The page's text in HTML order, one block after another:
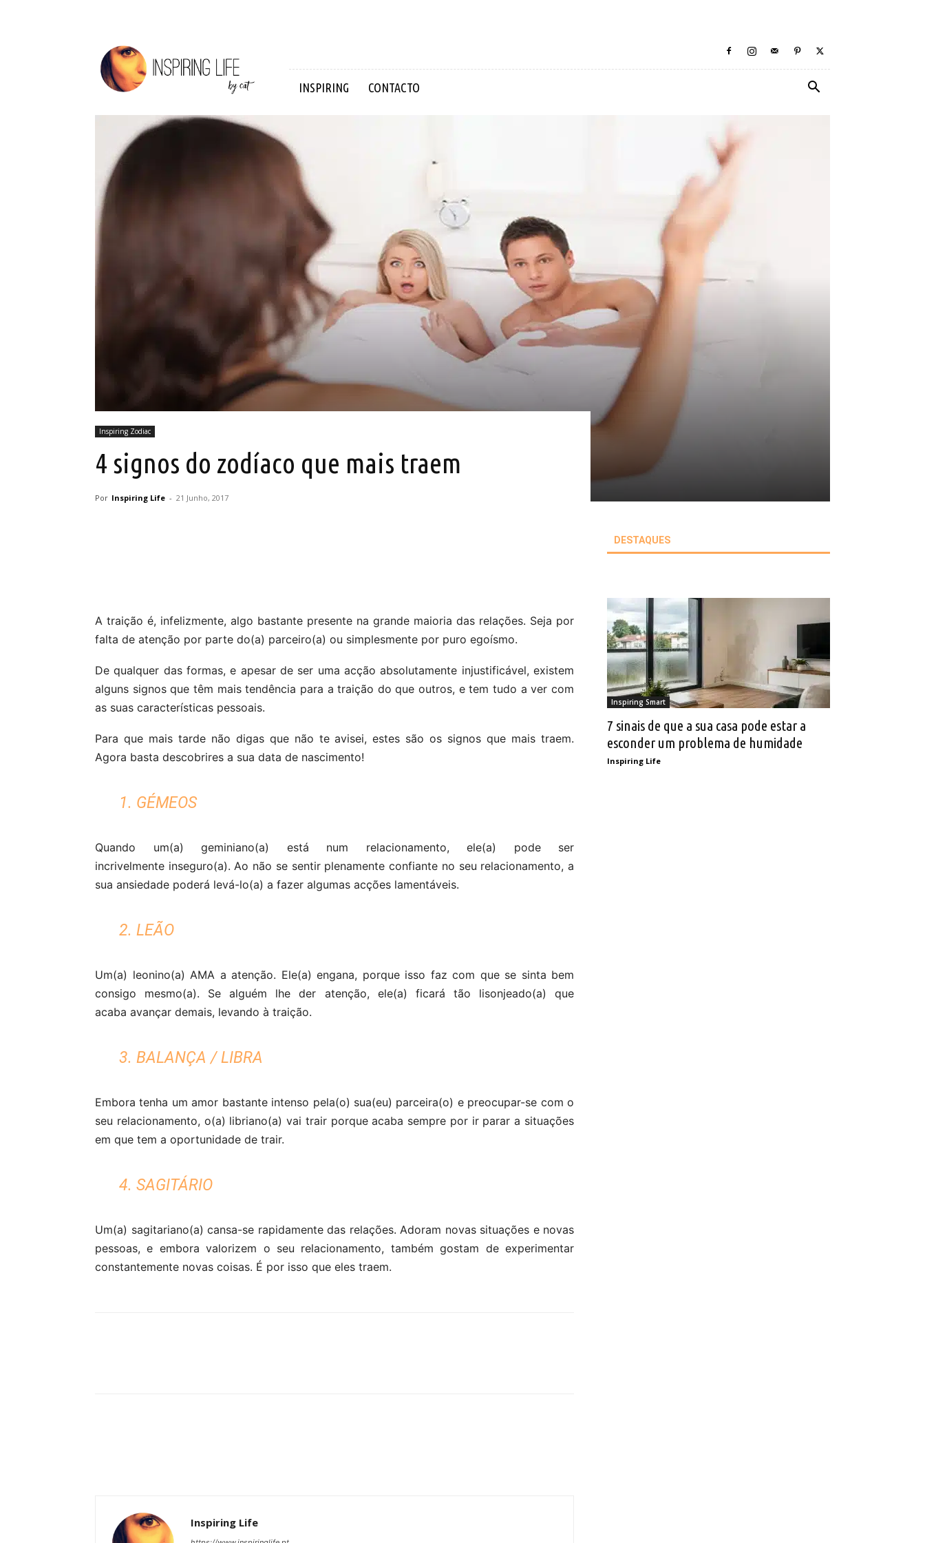
Inspiring
Life
INSPIRING CONTACTO
Inspiring Zodiac
4 signos do zodíaco que mais traem
Por Inspiring Life - 21 Junho, 2017
A traição é, infelizmente, algo bastante presente na grande maioria das relações. Seja por
falta de atenção por parte do(a) parceiro(a) ou simplesmente por puro egoísmo.
De qualquer das formas, e apesar de ser uma acção absolutamente injustificável, existem
alguns signos que têm mais tendência para a traição do que outros, e tem tudo a ver com
as suas características pessoais.
Para que mais tarde não digas que não te avisei, estes são os signos que mais traem.
Agora basta descobrires a sua data de nascimento!
1. GÉMEOS
Quando um(a) geminiano(a) está num relacionamento, ele(a) pode ser
incrivelmente inseguro(a). Ao não se sentir plenamente confiante no seu relacionamento, a
sua ansiedade poderá levá-lo(a) a fazer algumas acções lamentáveis.
2. LEÃO
Um(a) leonino(a) AMA a atenção. Ele(a) engana, porque isso faz com que se sinta bem
consigo mesmo(a). Se alguém lhe der atenção, ele(a) ficará tão lisonjeado(a) que
acaba avançar demais, levando à traição.
3. BALANÇA / LIBRA
Embora tenha um amor bastante intenso pela(o) sua(eu) parceira(o) e preocupar-se com o
seu relacionamento, o(a) libriano(a) vai trair porque acaba sempre por ir parar a situações
em que tem a oportunidade de trair.
4. SAGITÁRIO
Um(a) sagitariano(a) cansa-se rapidamente das relações. Adoram novas situações e novas
pessoas, e embora valorizem o seu relacionamento, também gostam de experimentar
constantemente novas coisas. É por isso que eles traem.
Inspiring Life
DESTAQUES
Inspiring Smart
7 sinais de que a sua casa pode estar a
esconder um problema de humidade
Inspiring Life